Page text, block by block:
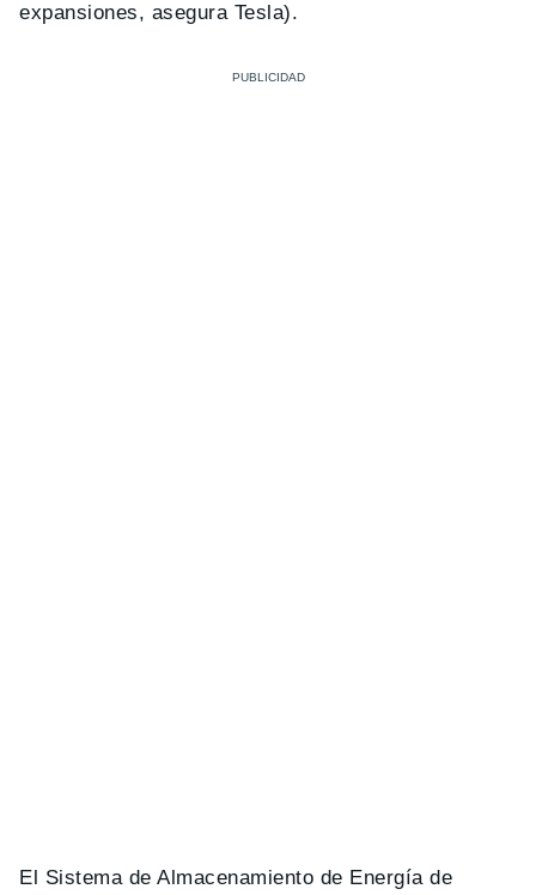
expansiones, asegura Tesla).
El Sistema de Almacenamiento de Energía de